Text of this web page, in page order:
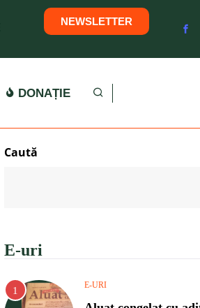
NEWSLETTER
DONAȚIE
Caută
E-uri
E-URI